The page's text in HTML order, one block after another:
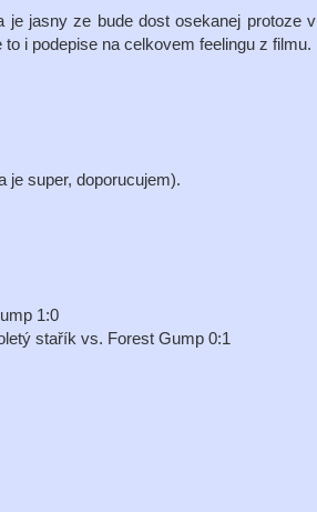
jasny ze bude dost osekanej protoze v
i podepise na celkovem feelingu z filmu.
je super, doporucujem).
1:0
stařík vs. Forest Gump 0:1